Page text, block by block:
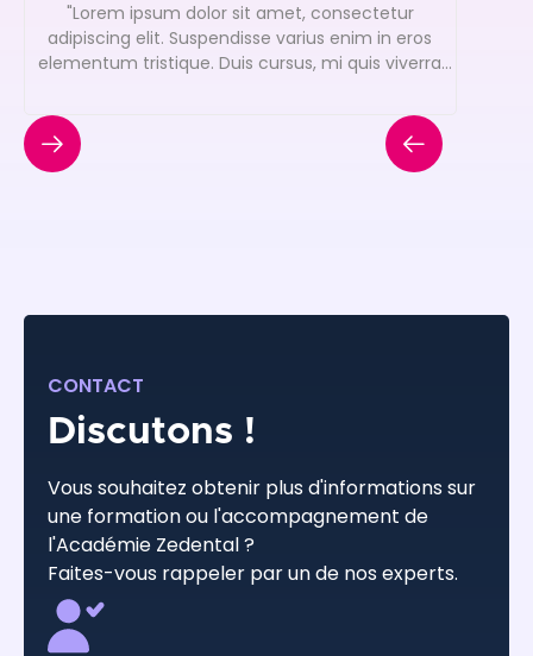
"Lorem ipsum dolor sit amet, consectetur
adipiscing elit. Suspendisse varius enim in eros
elementum tristique. Duis cursus, mi quis viverra
CONTACT
Discutons !
Vous souhaitez obtenir plus d'informations sur
une formation ou l'accompagnement de
l'Académie Zedental ?
Faites-vous rappeler par un de nos experts.